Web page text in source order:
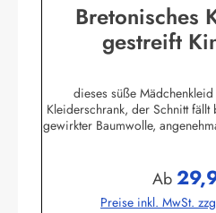
Bretonisches
gestreift
dieses süße
Kleiderschrank, der Schnitt fällt
gewirkter Baumwolle,
Regulärer
Ab
Preise inkl. MwSt.